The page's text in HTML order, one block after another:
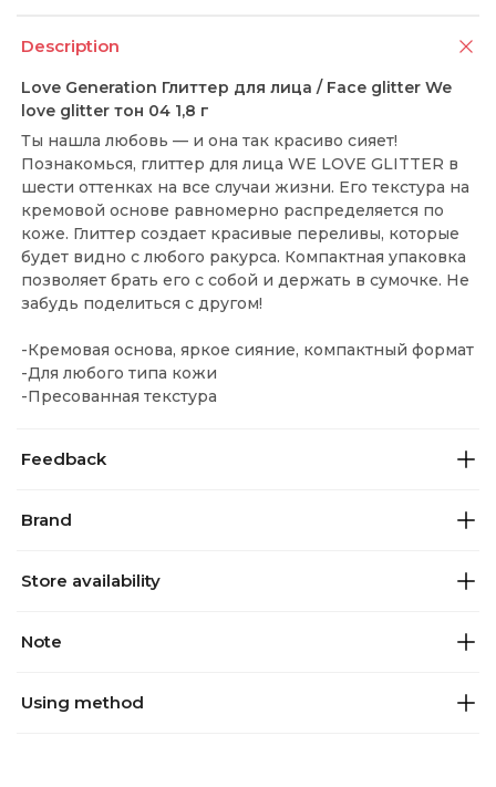
Description
Love Generation Глиттер для лица / Face glitter We
love glitter тон 04 1,8 г
Ты нашла любовь — и она так красиво сияет!
Познакомься, глиттер для лица WE LOVE GLITTER в
шести оттенках на все случаи жизни. Его текстура на
кремовой основе равномерно распределяется по
коже. Глиттер создает красивые переливы, которые
будет видно с любого ракурса. Компактная упаковка
позволяет брать его с собой и держать в сумочке. Не
забудь поделиться с другом!
-Кремовая основа, яркое сияние, компактный формат
-Для любого типа кожи
-Пресованная текстура
Feedback
Brand
Store availability
Note
Using method